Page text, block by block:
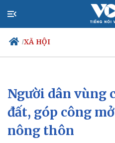
/XÃ HỘI
Chính trị
Đảng
Tổ chức nhân sự
Quốc hội
Nhận diện sự thật
Người dân vùng
đất, góp công
nông thôn